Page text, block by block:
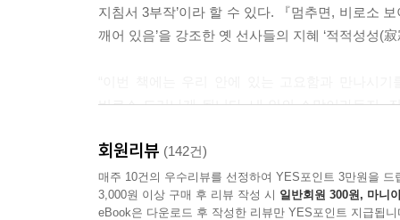
좀 덜 비교하고, 좀 더 여유를 가져봐.
생각을 많이 한다고 생각대로 인생이 돌아가진 않
작은 성공이나 편안함에 안주하지 마.
타인에게서 배울 점을 찾아봐.
사람을 볼 땐 학벌, 집안, 스펙 같은 외형보단
지침서 3부작’이라 할 수 있다. 『멈추면, 비로소
깨어 있음’을 강조한 옛 선사들의 지혜 ‘적적성성(
비로소 드러나게 됩니다. 내 안의 소망이라든지,
본성도 밝아지게 됩니다.” -저자의 말 중에서
복잡하고 소란한 세상 속에서 자신을 돌아보게 하
회원리뷰 (142건)
매주 10건의 우수리뷰를 선정하여 YES포인트 3만원을 드
3,000원 이상 구매 후 리뷰 작성 시 일반회원 300원, 마니
eBook은 다운로드 후 작성한 리뷰만 YES포인트 지급됩니